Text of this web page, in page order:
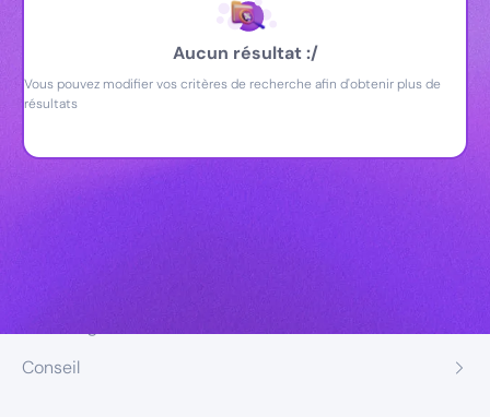
Aucun résultat :/
Vous pouvez modifier vos critères de recherche afin d'obtenir plus de
résultats
Conseil